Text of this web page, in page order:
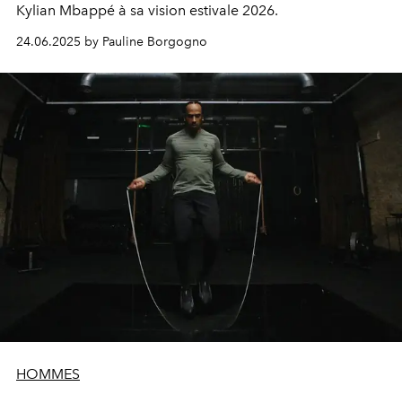
Kylian Mbappé à sa vision estivale 2026.
24.06.2025 by Pauline Borgogno
HOMMES